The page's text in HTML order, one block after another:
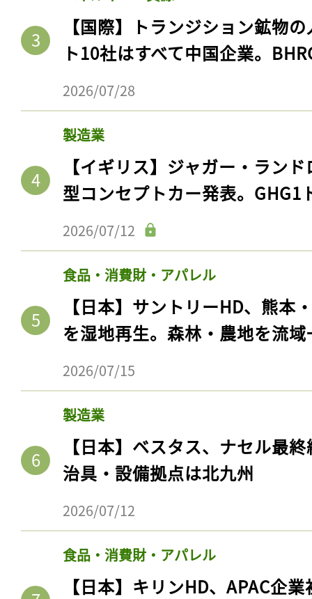
【国際】トランジション鉱物
ト10社はすべて中国企業。
2026/07/28
製造業
【イギリス】ジャガー・ラン
型コンセプトカー発表。GHG1
2026/07/12
食品・消費財・アパレル
【日本】サントリーHD、熊本
を湿地再生。森林・農地を流
2026/07/15
製造業
【日本】ベスタス、ナセル最
治具・設備拠点は北九州
2026/07/12
食品・消費財・アパレル
【日本】キリンHD、APAC企